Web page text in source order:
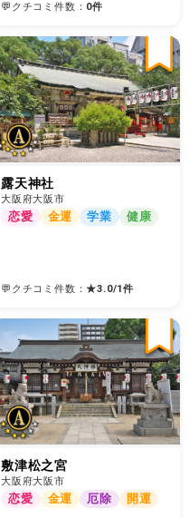
💬クチコミ件数： 0件
露天神社
大阪府大阪市
恋愛 金運 学業 健康
💬クチコミ件数：★3.0/1件
敷津松之宮
大阪府大阪市
恋愛 金運 厄除 開運